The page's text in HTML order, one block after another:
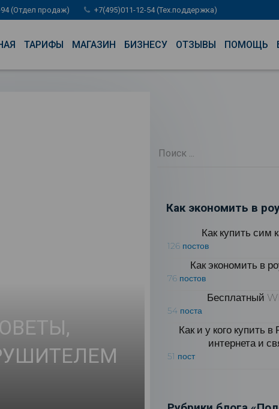
94 (Отдел продаж) +7(495)011-12-54 (Тех.поддержка)
ТАРИФЫ МАГАЗИН БИЗНЕСУ ОТЗЫВЫ ПОМОЩЬ
Как экономить в
Как купить сим
126 постов
Как экономить в
76 постов
Бесплатный
54 поста
Как и у кого купить
интернета и
51 пост